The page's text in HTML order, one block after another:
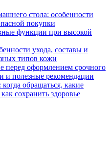
стола: особенности
покупки
функции при высокой
ухода, составы и
типов кожи
перед оформлением срочного
и полезные рекомендации
обращаться, какие
сохранить здоровье